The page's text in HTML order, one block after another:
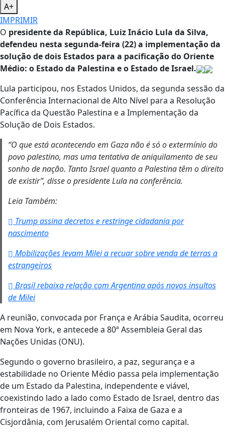
A+
IMPRIMIR
O presidente da República, Luiz Inácio Lula da Silva,
defendeu nesta segunda-feira (22) a implementação da
solução de dois Estados para a pacificação do Oriente
Médio: o Estado da Palestina e o Estado de Israel.
Lula participou, nos Estados Unidos, da segunda sessão da
Conferência Internacional de Alto Nível para a Resolução
Pacífica da Questão Palestina e a Implementação da
Solução de Dois Estados.
“O que está acontecendo em Gaza não é só o extermínio do
povo palestino, mas uma tentativa de aniquilamento de seu
sonho de nação. Tanto Israel quanto a Palestina têm o direito
de existir”, disse o presidente Lula na conferência.
Leia Também:
Trump assina decretos e restringe cidadania por
nascimento
Mobilizações levam Milei a recuar sobre venda de terras a
estrangeiros
Brasil rebaixa relação com Argentina após novos insultos
de Milei
A reunião, convocada por França e Arábia Saudita, ocorreu
em Nova York, e antecede a 80ª Assembleia Geral das
Nações Unidas (ONU).
Segundo o governo brasileiro, a paz, segurança e a
estabilidade no Oriente Médio passa pela implementação
de um Estado da Palestina, independente e viável,
coexistindo lado a lado como Estado de Israel, dentro das
fronteiras de 1967, incluindo a Faixa de Gaza e a
Cisjordânia, com Jerusalém Oriental como capital.